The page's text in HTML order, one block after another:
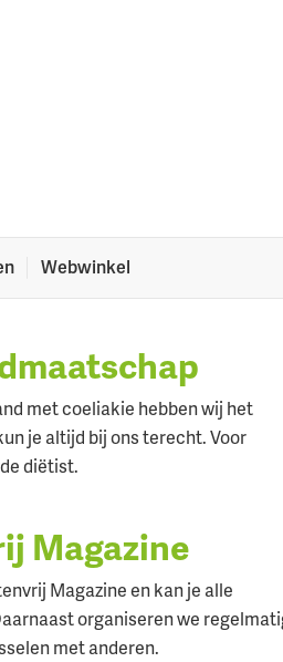
Webwinkel
met coeliakie hebben wij het
je altijd bij ons terecht. Voor
diëtist.
Magazine
Magazine en kan je alle
organiseren we
met anderen.